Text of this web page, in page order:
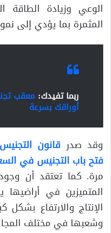
الوعي وزيادة الطاقة
المثمرة بما يؤدي إلى
ربما تفيدك: معقب
أوراقك بسرعة
وقد صدرقانون
فتح باب التجنيس في
مرة. كما تعتقد أن
المتميزين في
الإنتاج والارتفاع
وشعبها في مختلف